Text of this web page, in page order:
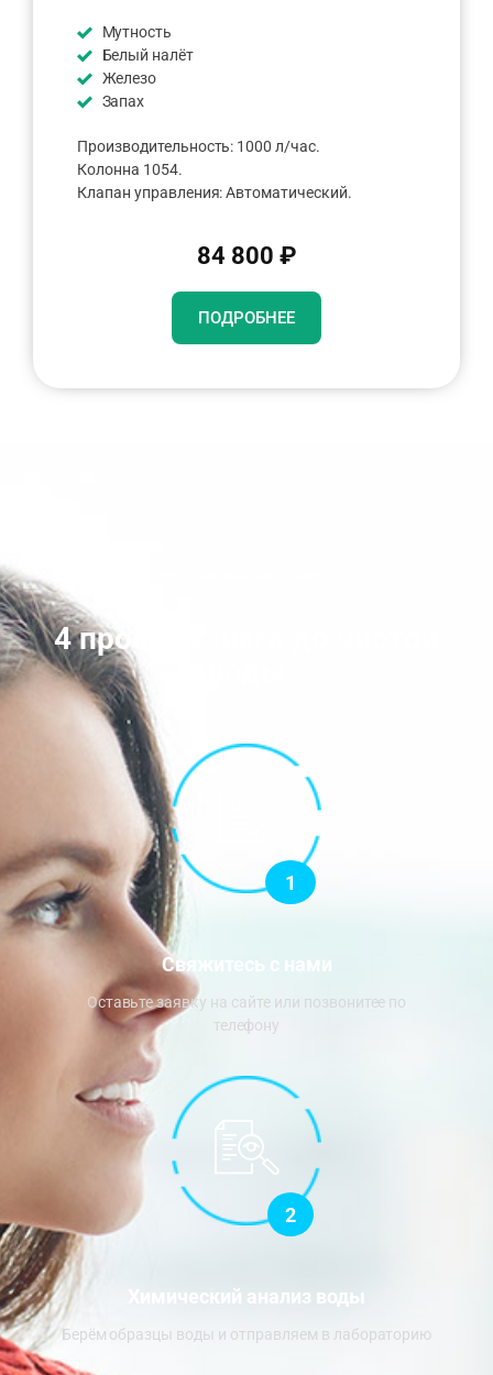
Мутность
Белый налёт
Железо
Запах
Производительность: 1000 л/час.
Колонна 1054.
Клапан управления: Автоматический.
84 800 ₽
ПОДРОБНЕЕ
4 простых шага до чистой
1
Свяжитесь с нами
Оставьте заявку на сайте или позвонитее по
телефону
2
Химический анализ воды
Берём образцы воды и отправляем в лабораторию